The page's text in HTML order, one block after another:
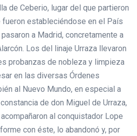
de Ceberio, lugar del que partieron
estableciéndose en el País
a Madrid, concretamente a
Los del linaje Urraza llevaron
probanzas de nobleza y limpieza
en las diversas Órdenes
al Nuevo Mundo, en especial a
de don Miguel de Urraza,
al conquistador Lope
con éste, lo abandonó y, por